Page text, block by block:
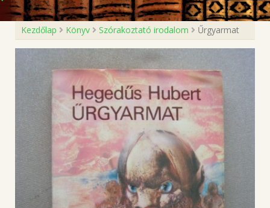
Kezdőlap Könyv Szórakoztató irodalom Űrgyarmat